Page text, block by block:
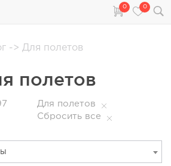
0 0
-> Для полетов
полетов
Для полетов
Сбросить все